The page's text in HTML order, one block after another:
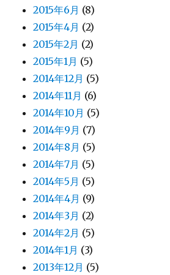
2015年6月 (8)
2015年4月 (2)
2015年2月 (2)
2015年1月 (5)
2014年12月 (5)
2014年11月 (6)
2014年10月 (5)
2014年9月 (7)
2014年8月 (5)
2014年7月 (5)
2014年5月 (5)
2014年4月 (9)
2014年3月 (2)
2014年2月 (5)
2014年1月 (3)
2013年12月 (5)